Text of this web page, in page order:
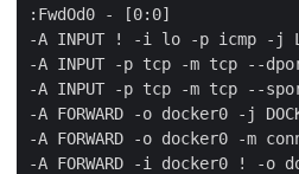
:FwdOd0 - [0:0]
-A INPUT ! -i lo -p icmp -j
-A INPUT -p tcp -m tcp --
-A INPUT -p tcp -m tcp --
-A FORWARD -o docker0 -j
-A FORWARD -o docker0 -m
-A FORWARD -i docker0 ! -o